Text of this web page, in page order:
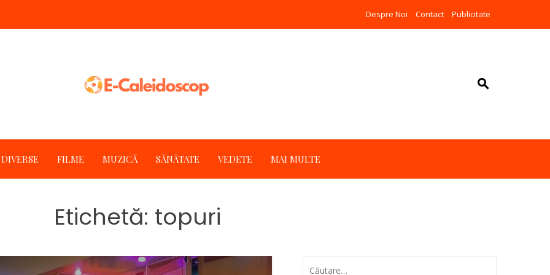
Despre Noi Contact Publicitate
DIVERSE FILME MUZICĂ SĂNĂTATE VEDETE MAI MULTE
Etichetă: topuri